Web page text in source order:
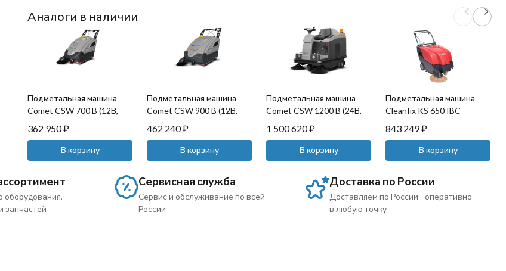
Аналоги в наличии
Подметальная машина
Comet CSW 700 B (12В,
362 950₽
В корзину
Подметальная машина
Comet CSW 900 B (12В,
462 240₽
В корзину
Подметальная машина
Comet CSW 1200 B (24В,
1 500 620₽
В корзину
Подметальная машина
Cleanfix KS 650 IBC
843 249₽
В корзину
оборудования,
запчастей
Сервисная служба
Сервис и обслуживание по всей
России
Доставка по России
Доставляем по России - оперативно
в любую точку